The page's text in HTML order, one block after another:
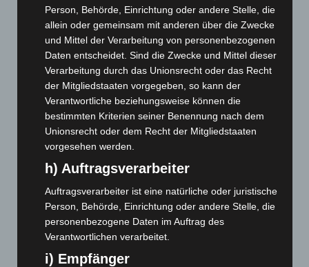
Januar 2026
(122)
Dezember 2025(103)
November 2025(114)
Oktober 2025(112)
September 2025(93)
August 2025(90)
Juli 2025(90)
Juni 2025(103)
Mai 2025(112)
April 2025(88)
März 2025(111)
Februar 2025
(96)
Januar 2025
(88)
Person, Behörde, Einrichtung oder andere Stelle, die
allein oder gemeinsam mit anderen über die Zwecke
und Mittel der Verarbeitung von personenbezogenen
Daten entscheidet. Sind die Zwecke und Mittel dieser
Verarbeitung durch das Unionsrecht oder das Recht
der Mitgliedstaaten vorgegeben, so kann der
Verantwortliche beziehungsweise können die
bestimmten Kriterien seiner Benennung nach dem
Unionsrecht oder dem Recht der Mitgliedstaaten
vorgesehen werden.
h) Auftragsverarbeiter
Auftragsverarbeiter ist eine natürliche oder juristische
Person, Behörde, Einrichtung oder andere Stelle, die
personenbezogene Daten im Auftrag des
Verantwortlichen verarbeitet.
i) Empfänger